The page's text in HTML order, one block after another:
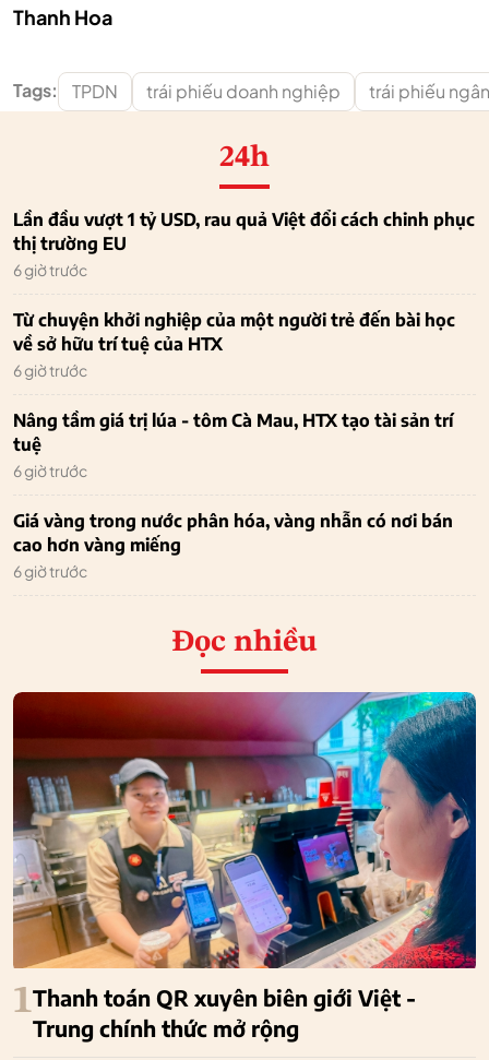
Thanh Hoa
Tags: TPDN trái phiếu doanh nghiệp trái phiếu
24h
Lần đầu vượt 1 tỷ USD, rau quả Việt đổi cách chinh phục
thị trường EU
6 giờ trước
Từ chuyện khởi nghiệp của một người trẻ đến bài học
về sở hữu trí tuệ của HTX
6 giờ trước
Nâng tầm giá trị lúa - tôm Cà Mau, HTX tạo tài sản trí
tuệ
6 giờ trước
Giá vàng trong nước phân hóa, vàng nhẫn có nơi bán
cao hơn vàng miếng
6 giờ trước
Đọc nhiều
1Thanh toán QR xuyên biên giới Việt -
Trung chính thức mở rộng